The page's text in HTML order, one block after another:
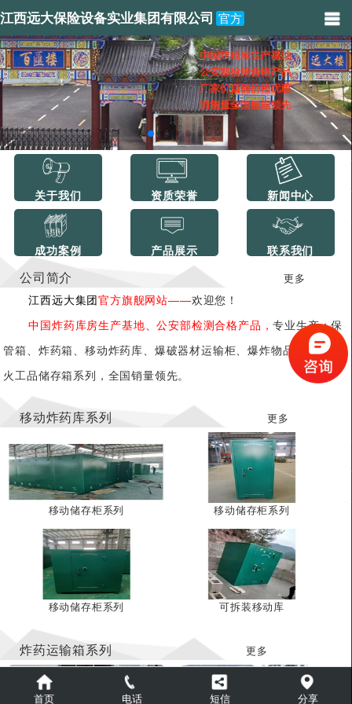
江西远大保险设备实业集团有限公司 官方
关于我们 资质荣誉 新闻中心
成功案例 产品展示 联系我们
公司简介 更多
江西远大集团官方旗舰网站——欢迎您！
中国炸药库房生产基地 、公安部检测合格产品，专业生产：保
管箱、炸药箱、移动炸药库、爆破器材运输柜、爆炸物品储存柜、
火工品储存箱系列，全国销量领先。
移动炸药库系列 更多
移动储存柜系列 移动储存柜系列
移动储存柜系列 可拆装移动库
炸药运输箱系列 更多
首页 电话 短信 分享